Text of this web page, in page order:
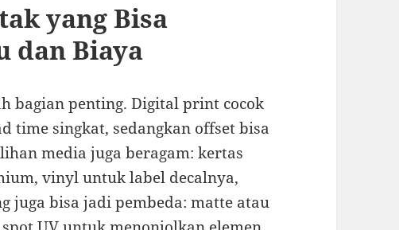
yang Bisa
dan Biaya
bagian penting. Digital print cocok
time singkat, sedangkan offset bisa
media juga beragam: kertas
vinyl untuk label decalnya,
juga bisa jadi pembeda: matte atau